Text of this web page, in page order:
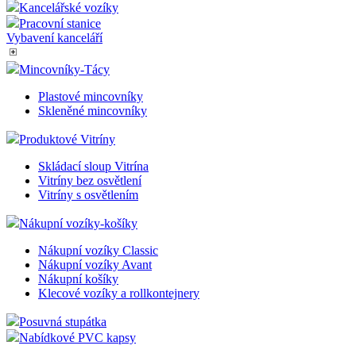
Kancelářské vozíky
Pracovní stanice
Vybavení kanceláří
Mincovníky-Tácy
Plastové mincovníky
Skleněné mincovníky
Produktové Vitríny
Skládací sloup Vitrína
Vitríny bez osvětlení
Vitríny s osvětlením
Nákupní vozíky-košíky
Nákupní vozíky Classic
Nákupní vozíky Avant
Nákupní košíky
Klecové vozíky a rollkontejnery
Posuvná stupátka
Nabídkové PVC kapsy